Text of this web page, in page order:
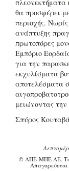
πλεονεκτήματα
θα προσφέρει
περιοχής.
ανάπτυξης
πρωτοπόρες
Εμπόριο
για την
εκχυλίσματα
αποτελέσματα
μειώνοντας
Σπύρος
© ΑΠΕ-ΜΠΕ ΑΕ. Τα